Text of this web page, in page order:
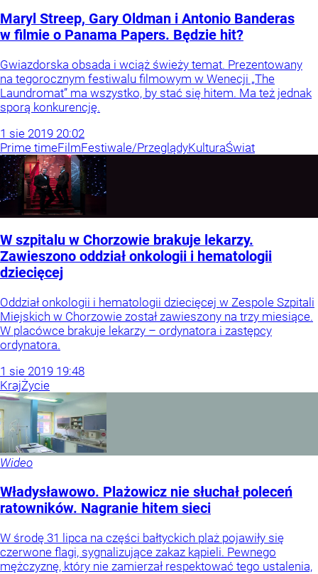
Maryl Streep, Gary Oldman i Antonio Banderas
w filmie o Panama Papers. Będzie hit?
Gwiazdorska obsada i wciąż świeży temat. Prezentowany
na tegorocznym festiwalu filmowym w Wenecji „The
Laundromat” ma wszystko, by stać się hitem. Ma też jednak
sporą konkurencję.
1 sie 2019 20:02
Prime timeFilmFestiwale/PrzeglądyKulturaŚwiat
W szpitalu w Chorzowie brakuje lekarzy.
Zawieszono oddział onkologii i hematologii
dziecięcej
Oddział onkologii i hematologii dziecięcej w Zespole Szpitali
Miejskich w Chorzowie został zawieszony na trzy miesiące.
W placówce brakuje lekarzy – ordynatora i zastępcy
ordynatora.
1 sie 2019 19:48
KrajŻycie
Wideo
Władysławowo. Plażowicz nie słuchał poleceń
ratowników. Nagranie hitem sieci
W środę 31 lipca na części bałtyckich plaż pojawiły się
czerwone flagi, sygnalizujące zakaz kąpieli. Pewnego
mężczyznę, który nie zamierzał respektować tego ustalenia,